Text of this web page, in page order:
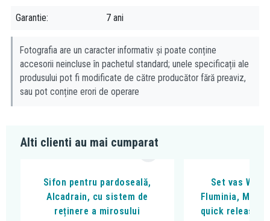
Garantie 7 ani
Fotografia are un caracter informativ și poate conține
accesorii neincluse în pachetul standard; unele specificații ale
produsului pot fi modificate de către producător fără preaviz,
sau pot conține erori de operare
Alti clienti au mai cumparat
Sifon pentru pardoseală,
Alcadrain, cu sistem de
reținere a mirosului
Set vas WC
Fluminia,
quick release